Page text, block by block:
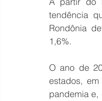
tendência
Rondônia
1,6%.
O ano de
estados,
pandemia e,